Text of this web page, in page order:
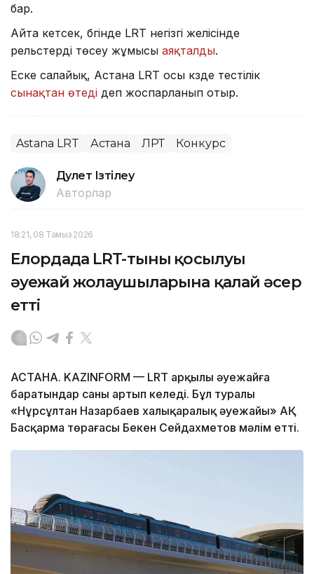
бар.
Айта кетсек, бүгінде LRT негізгі желісінде
рельстерді төсеу жұмысы аяқталды.
Еске салайық, Астана LRT осы күзде тестілік
сынақтан өтеді деп жоспарланып отыр.
Astana LRT Астана ЛРТ Конкурс
Дәулет Ізтілеу
Авторлар
18:21, 08 Тамыз 2026
Елордада LRT-тының қосылуы
әуежай жолаушыларына қалай әсер
етті
АСТАНА. KAZINFORM — LRT арқылы әуежайға
баратындар саны артып келеді. Бұл туралы
«Нұрсұлтан Назарбаев халықаралық әуежайы» АҚ
Басқарма төрағасы Бекен Сейдахметов мәлім етті.